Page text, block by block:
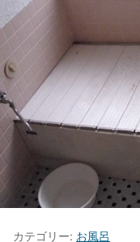
カテゴリー: お風呂